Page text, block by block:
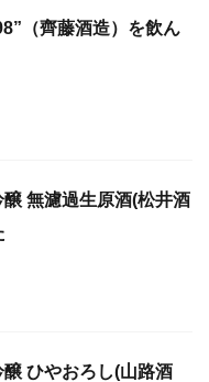
（齊藤酒造）を飲ん
醸 無濾過生原酒(松井酒
醸 ひやおろし(山路酒